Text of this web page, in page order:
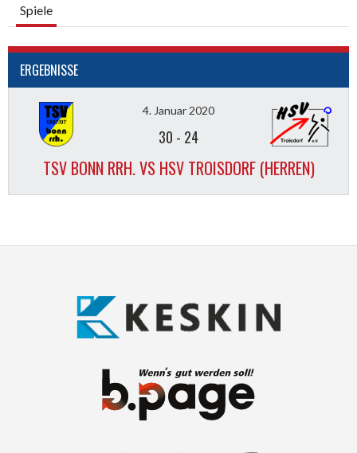
Spiele
ERGEBNISSE
4. Januar 2020
30 - 24
TSV BONN RRH. VS HSV TROISDORF (HERREN)